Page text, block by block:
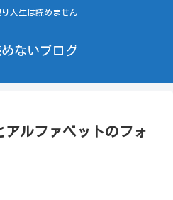
人生は読めません
ないブログ
ルファベットのフォ